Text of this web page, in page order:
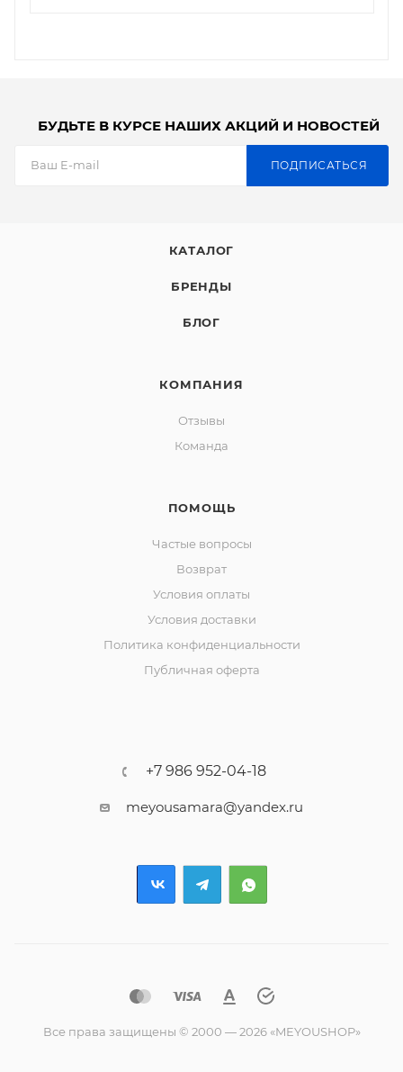
БУДЬТЕ В КУРСЕ НАШИХ АКЦИЙ И НОВОСТЕЙ
ПОДПИСАТЬСЯ
КАТАЛОГ
БРЕНДЫ
БЛОГ
КОМПАНИЯ
Отзывы
Команда
ПОМОЩЬ
Частые вопросы
Возврат
Условия оплаты
Условия доставки
Политика конфиденциальности
Публичная оферта
+7 986 952-04-18
meyousamara@yandex.ru
Все права защищены © 2000 — 2026 «MEYOUSHOP»